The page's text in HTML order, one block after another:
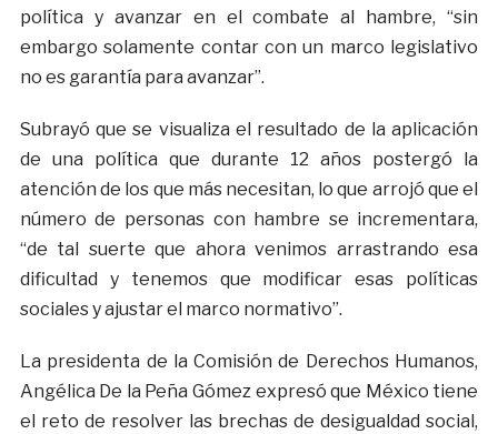
política y avanzar en el combate al hambre, “sin
embargo solamente contar con un marco legislativo
no es garantía para avanzar”.
Subrayó que se visualiza el resultado de la aplicación
de una política que durante 12 años postergó la
atención de los que más necesitan, lo que arrojó que el
número de personas con hambre se incrementara,
“de tal suerte que ahora venimos arrastrando esa
dificultad y tenemos que modificar esas políticas
sociales y ajustar el marco normativo”.
La presidenta de la Comisión de Derechos Humanos,
Angélica De la Peña Gómez expresó que México tiene
el reto de resolver las brechas de desigualdad social,